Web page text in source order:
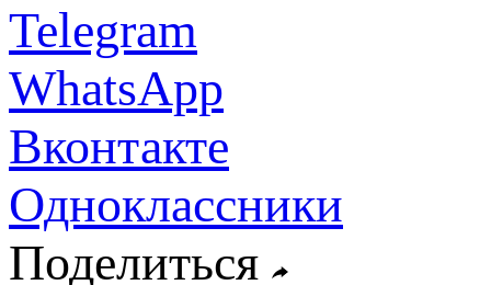
Telegram
WhatsApp
Вконтакте
Одноклассники
Поделиться